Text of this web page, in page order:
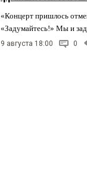
«Концерт пришлось
«Задумайтесь!» Мы и
9 августа 18:00 0